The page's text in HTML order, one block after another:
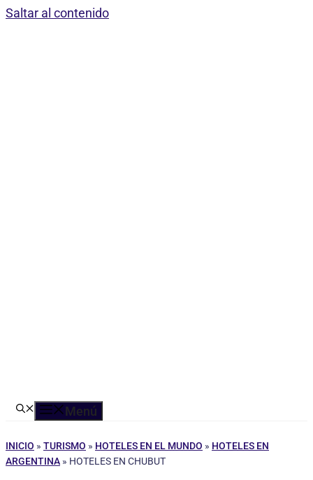
Saltar al contenido
Menú
INICIO » TURISMO » HOTELES EN EL MUNDO » HOTELES EN
ARGENTINA » HOTELES EN CHUBUT